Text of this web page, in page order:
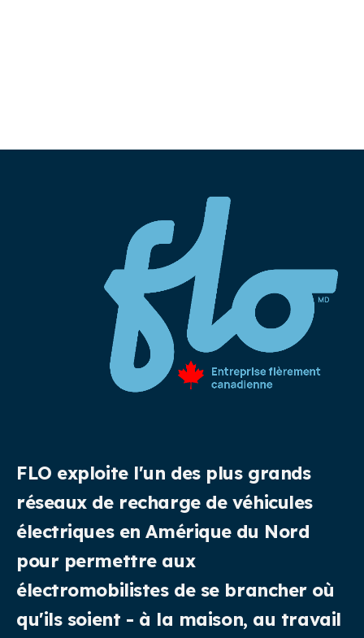
FLO exploite l'un des plus grands
réseaux de recharge de véhicules
électriques en Amérique du Nord
pour permettre aux
électromobilistes de se brancher où
qu'ils soient - à la maison, au travail